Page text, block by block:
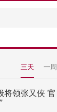
三天 一周
将领张又侠 官